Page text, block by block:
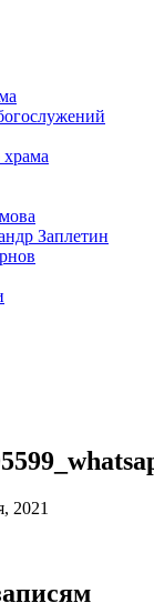
храма
Заплетин
2021